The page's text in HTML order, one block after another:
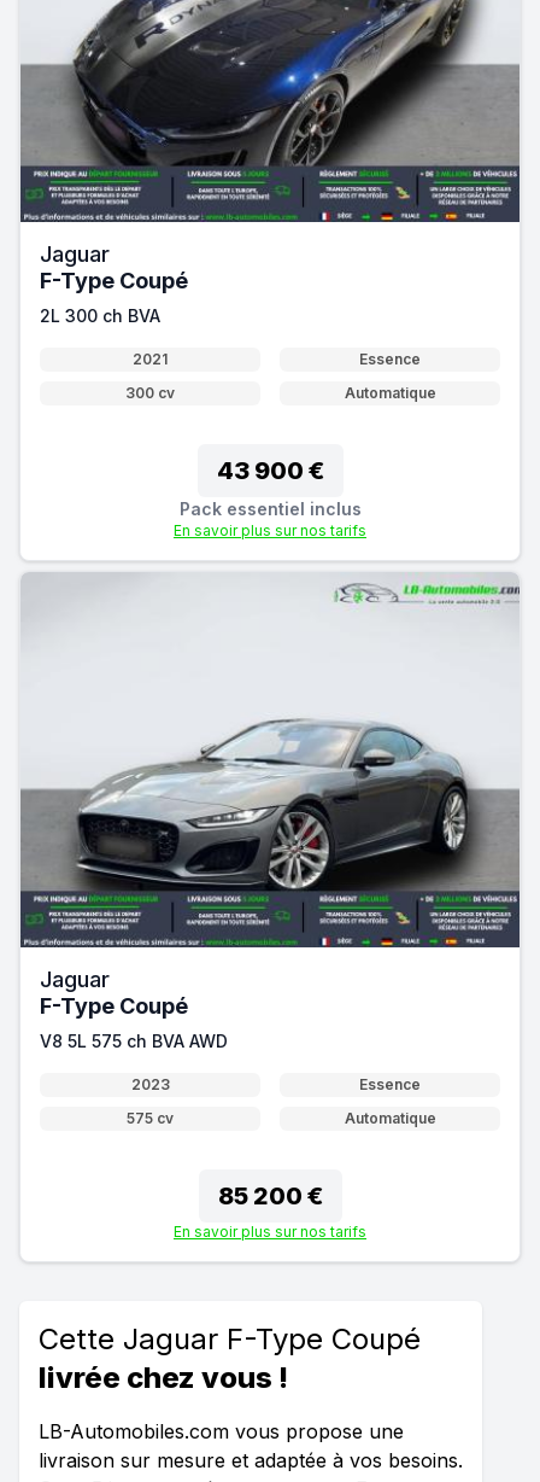
Jaguar
F-Type Coupé
2L 300 ch BVA
2021
Essence
300 cv
Automatique
43 900 €
Pack essentiel inclus
En savoir plus sur nos tarifs
Jaguar
F-Type Coupé
V8 5L 575 ch BVA AWD
2023
Essence
575 cv
Automatique
85 200 €
En savoir plus sur nos tarifs
Cette Jaguar F-Type Coupé
livrée chez vous !
LB-Automobiles.com vous propose une
livraison sur mesure et adaptée à vos besoins.